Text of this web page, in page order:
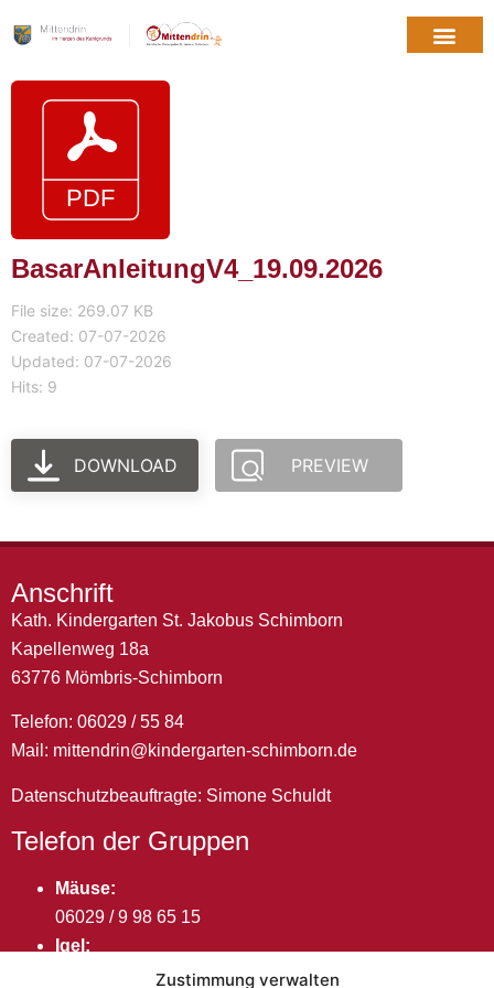
Zustimmung verwalten
BasarAnleitungV4_19.09.2026
File size: 269.07 KB
Created: 07-07-2026
Updated: 07-07-2026
Hits: 9
DOWNLOAD PREVIEW
Anschrift
Kath. Kindergarten St. Jakobus Schimborn
Kapellenweg 18a
63776 Mömbris-Schimborn
Telefon: 06029 / 55 84
Mail: mittendrin@kindergarten-schimborn.de
Datenschutzbeauftragte: Simone Schuldt
Telefon der Gruppen
Mäuse:
06029 / 9 98 65 15
Igel:
06029 / 9 98 65 14